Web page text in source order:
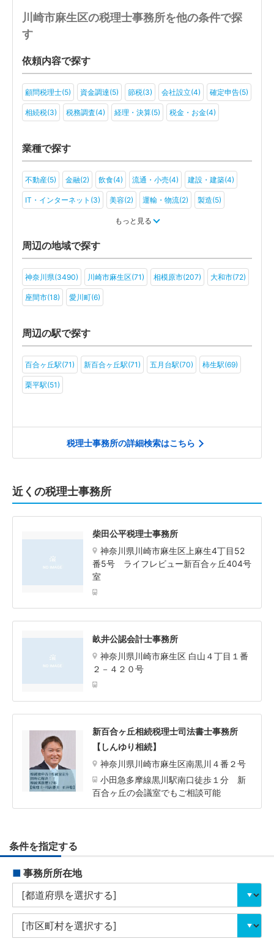
川崎市麻生区の税理士事務所を他の条件で探
す
依頼内容で探す
顧問税理士(5) 資金調達(5) 節税(3) 会社設立(4) 確定申告(5)
相続税(3) 税務調査(4) 経理・決算(5) 税金・お金(4)
業種で探す
不動産(5) 金融(2) 飲食(4) 流通・小売(4) 建設・建築(4)
IT・インターネット(3) 美容(2) 運輸・物流(2) 製造(5)
旅行・ホテル(2)
アミューズメント・レジャー(2)
ＮＰＯ法人(2) 一般社団法人(3) その他(4)
もっと見る
周辺の地域で探す
神奈川県(3490) 川崎市麻生区(71) 相模原市(207) 大和市(72)
座間市(18) 愛川町(6)
周辺の駅で探す
百合ヶ丘駅(71) 新百合ヶ丘駅(71) 五月台駅(70) 柿生駅(69)
栗平駅(51)
税理士事務所の詳細検索はこちら
近くの税理士事務所
柴田公平税理士事務所
神奈川県川崎市麻生区上麻生4丁目52
番5号 ライフレビュー新百合ヶ丘404号
室
畝井公認会計士事務所
神奈川県川崎市麻生区 白山４丁目１番
２－４２０号
新百合ヶ丘相続税理士司法書士事務所
【しんゆり相続】
神奈川県川崎市麻生区南黒川４番２号
小田急多摩線黒川駅南口徒歩１分 新
百合ヶ丘の会議室でもご相談可能
条件を指定する
■ 事務所所在地